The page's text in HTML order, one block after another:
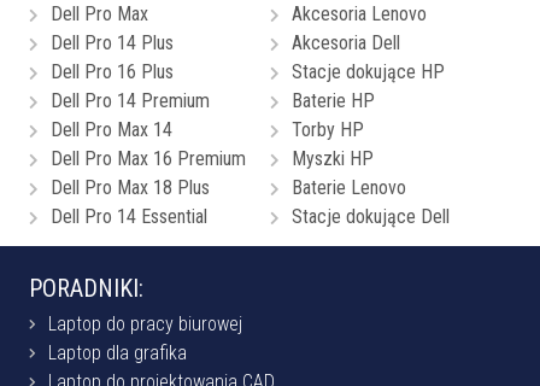
Dell Pro Max
Dell Pro 14 Plus
Dell Pro 16 Plus
Dell Pro 14 Premium
Dell Pro Max 14
Dell Pro Max 16 Premium
Dell Pro Max 18 Plus
Dell Pro 14 Essential
Akcesoria Lenovo
Akcesoria Dell
Stacje dokujące HP
Baterie HP
Torby HP
Myszki HP
Baterie Lenovo
Stacje dokujące Dell
PORADNIKI:
Laptop do pracy biurowej
Laptop dla grafika